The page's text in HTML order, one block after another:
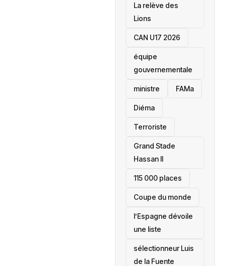
La relève des
Lions
CAN U17 2026
équipe
gouvernementale
ministre FAMa
Diéma
Terroriste
Grand Stade
Hassan II
115 000 places
‎Coupe du monde
l’Espagne dévoile
une liste
sélectionneur Luis
de la Fuente